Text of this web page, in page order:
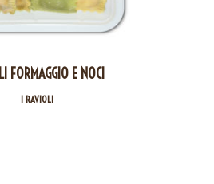
FORMAGGIO E NOCI
I RAVIOLI